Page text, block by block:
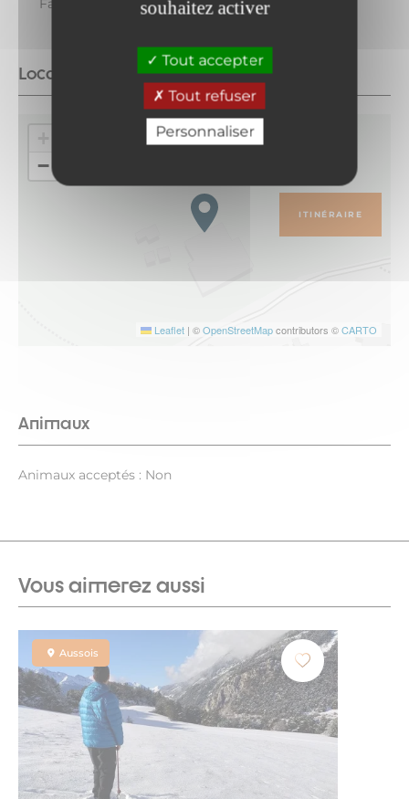
souhaitez activer
Tout accepter
Tout refuser
Personnaliser
Famille plus
Localisation
+
−
Leaflet | ©OpenStreetMapcontributors ©CARTO
ITINÉRAIRE
Animaux
Animaux acceptés : Non
Vous aimerez aussi
Aussois